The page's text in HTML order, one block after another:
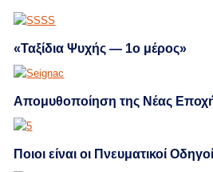
«Ταξίδια Ψυχής — 1ο μέρος»
Απομυθοποίηση της Νέας
Ποιοι είναι οι Πνευματικοί